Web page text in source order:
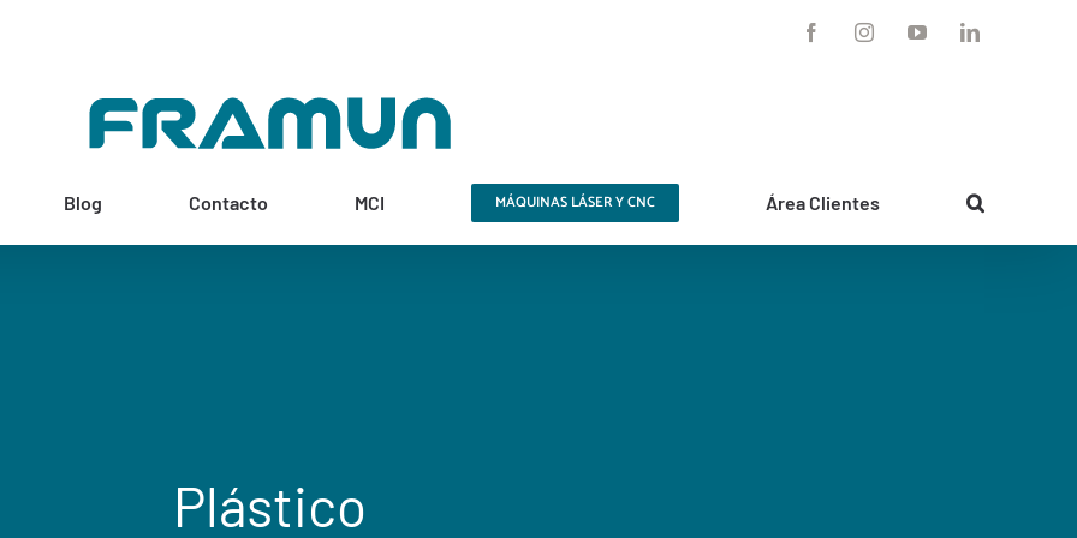
FacebookInstagramYouTubeLinkedIn
Blog Contacto MCI MÁQUINAS LÁSER Y CNC Área Clientes
Plástico